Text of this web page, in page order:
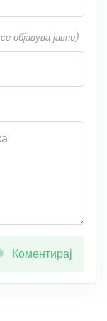
објавува јавно)
Коментирај